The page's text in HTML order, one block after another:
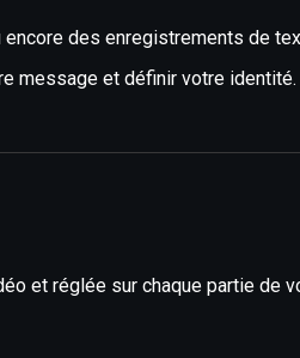
encore des enregistrements de
message et définir votre identité.
et réglée sur chaque partie de